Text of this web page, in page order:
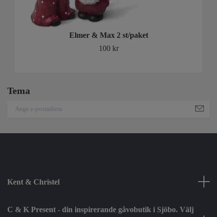
Tema
Elmer & Max 2 st/paket
100 kr
Kent & Christel
C & K Present - din inspirerande gåvobutik i Sjöbo. Välj